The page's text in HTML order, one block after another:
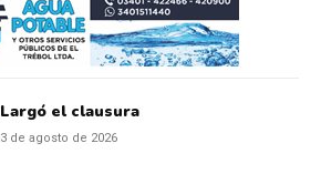
Largó el clausura
3 de agosto de 2026